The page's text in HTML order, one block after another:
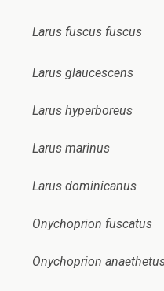
Larus fuscus fuscus
Larus glaucescens
Larus hyperboreus
Larus marinus
Larus dominicanus
Onychoprion fuscatus
Onychoprion